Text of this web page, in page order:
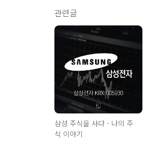
관련글
삼성 주식을 사다 - 나의 주
식 이야기